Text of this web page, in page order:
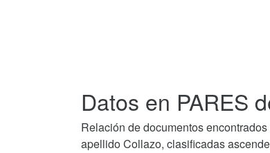
Datos en PARES
Relación de documentos
apellido Collazo, clasificadas